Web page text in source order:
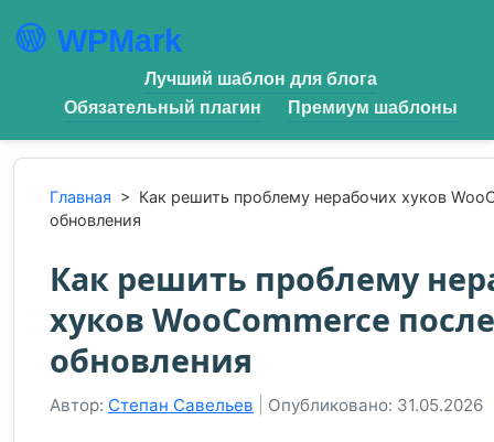
WPMark
Лучший шаблон для блога
Обязательный плагин
Премиум шаблоны
Главная > Как решить проблему нерабочих хуков
обновления
Как решить проблему
хуков WooCommerce после
обновления
Автор: Степан Савельев Опубликовано: 31.05.2026